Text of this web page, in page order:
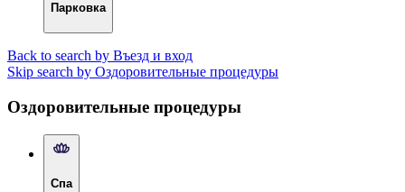
Парковка
Back to search by Въезд и вход
Skip search by Оздоровительные процедуры
Оздоровительные процедуры
Спа